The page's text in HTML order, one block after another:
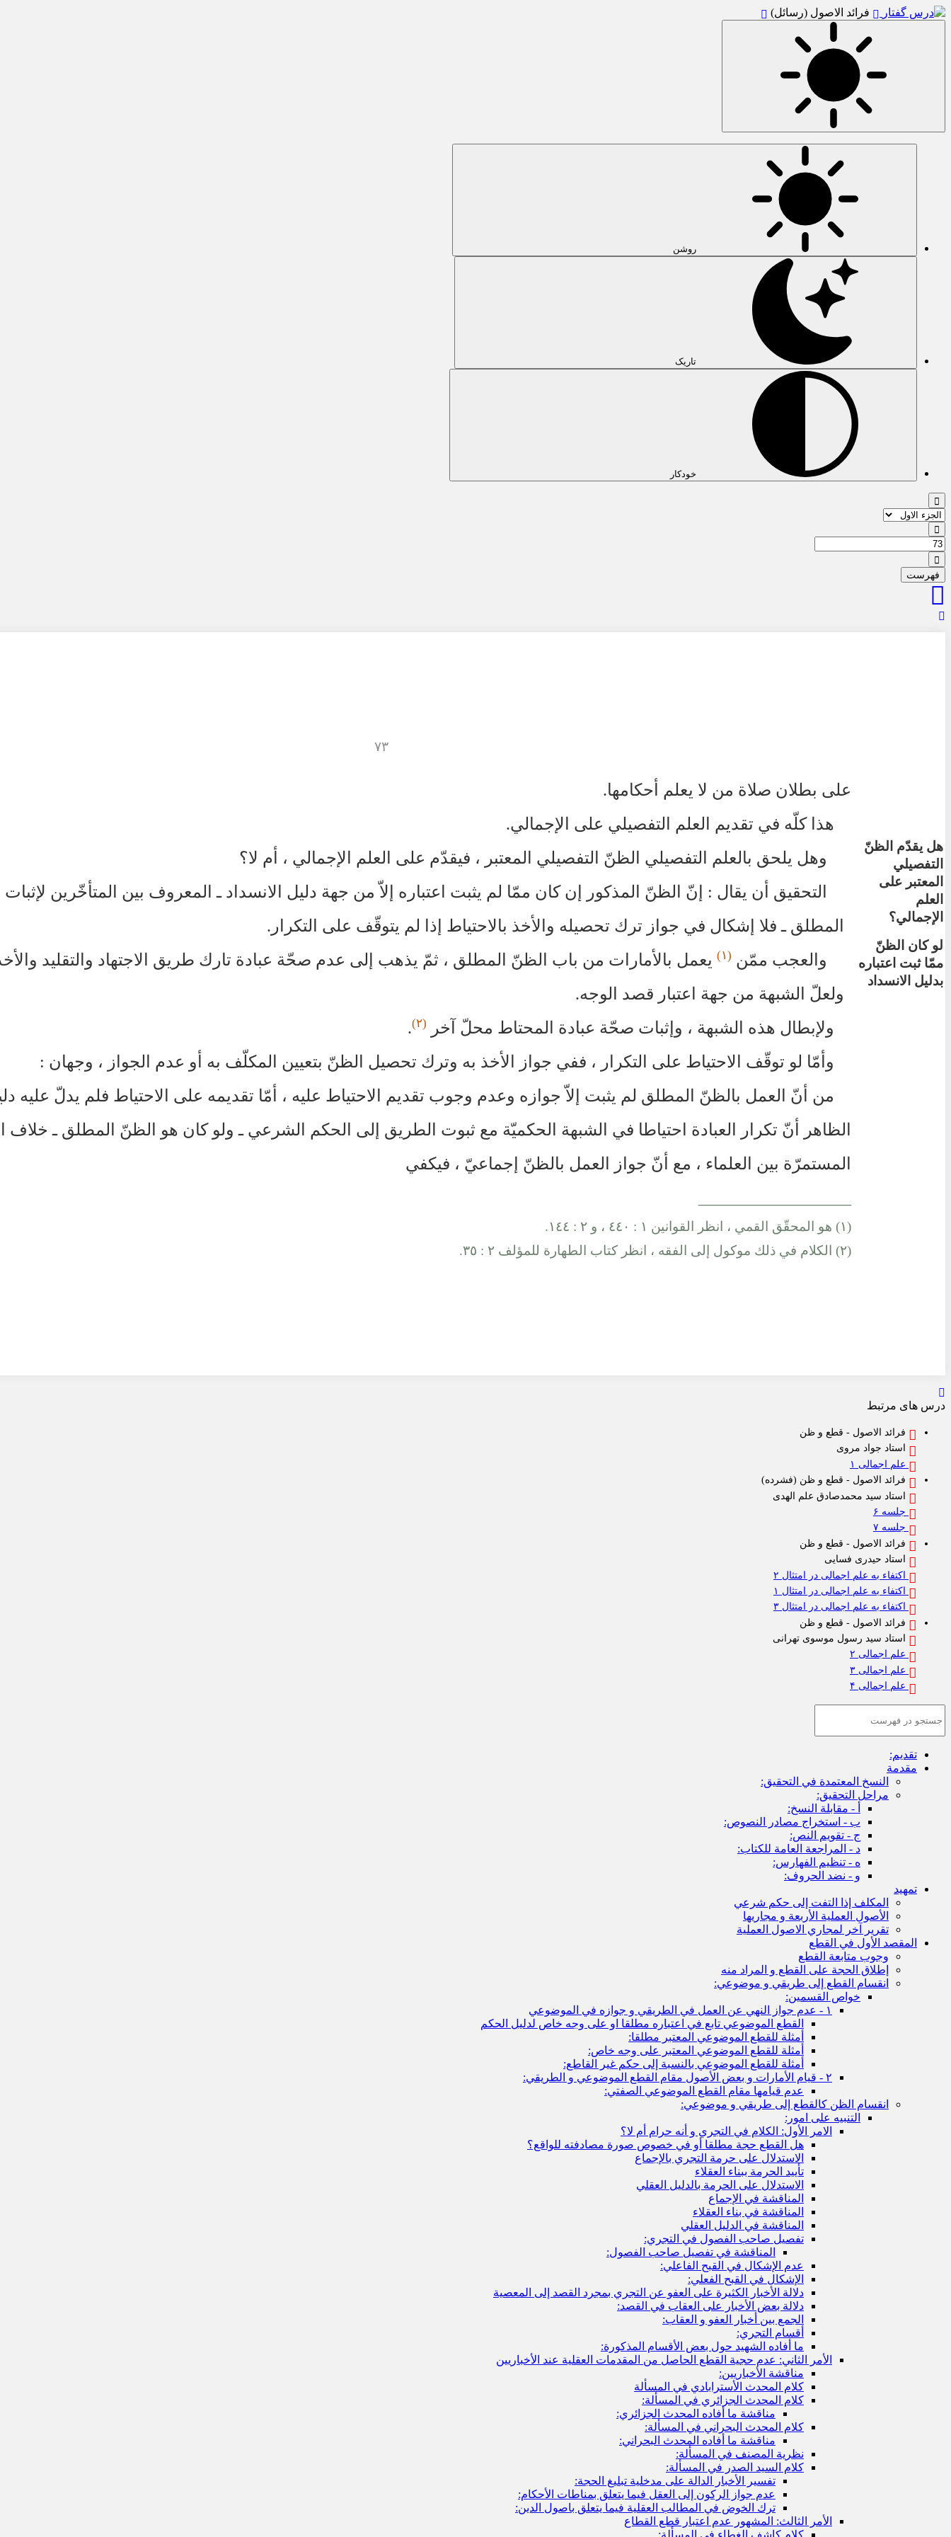
فرائد الاصول (رسائل)
فهرست
٧٣
على بطلان صلاة من لا يعلم أحكامها.
هذا كلّه في تقديم العلم التفصيلي على الإجمالي.
هل يقدّم الظنّ
التفصيلي
المعتبر على
العلم
الإجمالي؟
وهل يلحق بالعلم التفصيلي الظنّ التفصيلي المعتبر ، فيقدّم على العلم الإجمالي ، أم لا؟
لو كان الظنّ
ممّا ثبت اعتباره
بدليل الانسداد
التحقيق أن يقال : إنّ الظنّ المذكور إن كان ممّا لم يثبت اعتباره إلاّ من جهة دليل الانسداد ـ المعروف بين المتأخّرين
المطلق ـ فلا إشكال في جواز ترك تحصيله والأخذ بالاحتياط إذا لم يتوقّف على التكرار.
والعجب ممّن (١)
يعمل بالأمارات من باب الظنّ المطلق ، ثمّ يذهب إلى عدم صحّة عبادة تارك طريق الاجتهاد والتقليد والأخذ
ولعلّ الشبهة من جهة اعتبار قصد الوجه.
ولإبطال هذه الشبهة ، وإثبات صحّة عبادة المحتاط محلّ آخر
(٢)
.
وأمّا لو توقّف الاحتياط على التكرار ، ففي جواز الأخذ به وترك تحصيل الظنّ بتعيين المكلّف به أو عدم الجواز ، وجهان :
من أنّ العمل بالظنّ المطلق لم يثبت إلاّ جوازه وعدم وجوب تقديم الاحتياط عليه ، أمّا تقديمه على الاحتياط فلم يدلّ عليه
الظاهر أنّ تكرار العبادة احتياطا في الشبهة الحكميّة مع ثبوت الطريق إلى الحكم الشرعي ـ ولو كان هو الظنّ المطلق ـ خلاف
المستمرّة بين العلماء ، مع أنّ جواز العمل بالظنّ إجماعيّ ، فيكفي
(١) هو المحقّق القمي ، انظر القوانين ١ : ٤٤٠ ، و ٢ : ١٤٤.
(٢) الكلام في ذلك موكول إلى الفقه ، انظر كتاب الطهارة للمؤلف ٢ : ٣٥.
درس های مرتبط
فرائد الاصول - قطع و ظن
استاد جواد مروی
علم اجمالی ۱
فرائد الاصول - قطع و ظن (فشرده)
استاد سید محمدصادق علم الهدی
جلسه ۶
جلسه ۷
فرائد الاصول - قطع و ظن
استاد حیدری فسایی
اکتفاء به علم اجمالی در امتثال ۲
اکتفاء به علم اجمالی در امتثال ۱
اکتفاء به علم اجمالی در امتثال ۳
فرائد الاصول - قطع و ظن
استاد سید رسول موسوی تهرانی
علم اجمالی ۲
علم اجمالی ۳
علم اجمالی ۴
تقديم:
مقدمة
النسخ المعتمدة في التحقيق:
مراحل التحقيق:
أ - مقابلة النسخ:
ب - استخراج مصادر النصوص:
ج - تقويم النص:
د - المراجعة العامة للكتاب:
ه - تنظيم الفهارس:
و - نضد الحروف:
تمهيد
المكلف إذا التفت إلى حكم شرعي
الأصول العملية الأربعة و مجاريها
تقرير آخر لمجاري الاصول العملية
المقصد الأول في القطع
وجوب متابعة القطع
إطلاق الحجة على القطع و المراد منه
انقسام القطع إلى طريقي و موضوعي:
خواص القسمين:
١ - عدم جواز النهي عن العمل في الطريقي و جوازه في الموضوعي
القطع الموضوعي تابع في اعتباره مطلقا او على وجه خاص لدليل الحكم
أمثلة للقطع الموضوعي المعتبر مطلقا:
أمثلة للقطع الموضوعي المعتبر على وجه خاص:
أمثلة للقطع الموضوعي بالنسبة إلى حكم غير القاطع:
٢ - قيام الأمارات و بعض الأصول مقام القطع الموضوعي و الطريقي:
عدم قيامها مقام القطع الموضوعي الصفتي:
انقسام الظن كالقطع إلى طريقي و موضوعي:
التنبيه على امور:
الامر الأول: الكلام في التجري و أنه حرام أم لا؟
هل القطع حجة مطلقا أو في خصوص صورة مصادفته للواقع؟
الاستدلال على حرمة التجري بالإجماع
تأييد الحرمة ببناء العقلاء
الاستدلال على الحرمة بالدليل العقلي
المناقشة في الإجماع
المناقشة في بناء العقلاء
المناقشة في الدليل العقلي
تفصيل صاحب الفصول في التجري:
المناقشة في تفصيل صاحب الفصول:
عدم الإشكال في القبح الفاعلي:
الإشكال في القبح الفعلي:
دلالة الأخبار الكثيرة على العفو عن التجري بمجرد القصد إلى المعصية
دلالة بعض الأخبار على العقاب في القصد:
الجمع بين أخبار العفو و العقاب:
أقسام التجري:
ما أفاده الشهيد حول بعض الأقسام المذكورة:
الأمر الثاني: عدم حجية القطع الحاصل من المقدمات العقلية عند الأخباريين
مناقشة الأخباريين:
كلام المحدث الأسترابادي في المسألة
كلام المحدث الجزائري في المسألة:
مناقشة ما أفاده المحدث الجزائري:
كلام المحدث البحراني في المسألة:
مناقشة ما أفاده المحدث البحراني:
نظرية المصنف في المسألة:
كلام السيد الصدر في المسألة:
تفسير الأخبار الدالة على مدخلية تبليغ الحجة:
عدم جواز الركون إلى العقل فيما يتعلق بمناطات الأحكام:
ترك الخوض في المطالب العقلية فيما يتعلق باصول الدين:
الأمر الثالث: المشهور عدم اعتبار قطع القطاع
كلام كاشف الغطاء في المسألة: